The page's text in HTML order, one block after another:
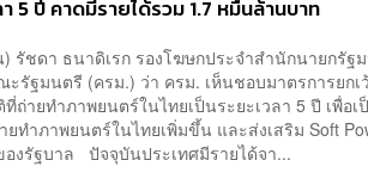
า 5 ปี คาดมีรายได้รวม 1.7 หมื่นล้านบาท
รัชดา ธนาดิเรก รองโฆษกประจำสำนักนายกรัฐม
รัฐมนตรี (ครม.) ว่า ครม. เห็นชอบมาตรการยก
ถ่ายทำภาพยนตร์ในไทยเป็นระยะเวลา 5 ปี เพื่อเ
ยทำภาพยนตร์ในไทยเพิ่มขึ้น และส่งเสริม Soft
งรัฐบาล ปัจจุบันประเทศมีรายได้จา...